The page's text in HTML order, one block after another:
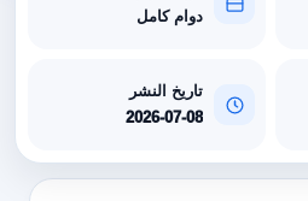
دوام كامل
تاريخ النشر
2026-07-08